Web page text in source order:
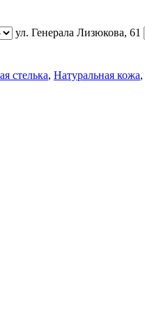
ул. Генерала Лизюкова, 61
стелька, Натуральная кожа,